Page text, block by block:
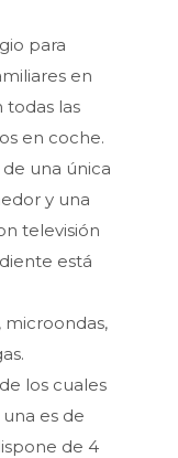
para
en
las
en coche.
una única
y una
televisión
está
microondas,
los cuales
es de
de 4